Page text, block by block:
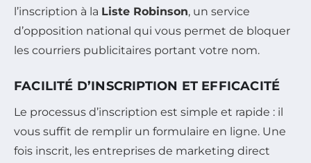
l’inscription à la Liste Robinson, un service
d’opposition national qui vous permet de bloquer
les courriers publicitaires portant votre nom.
FACILITÉ D’INSCRIPTION ET EFFICACITÉ
Le processus d’inscription est simple et rapide : il
vous suffit de remplir un formulaire en ligne. Une
fois inscrit, les entreprises de marketing direct